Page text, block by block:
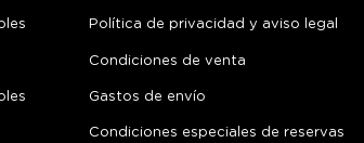
Política de privacidad y aviso legal
Condiciones de venta
Gastos de envío
Condiciones especiales de reservas